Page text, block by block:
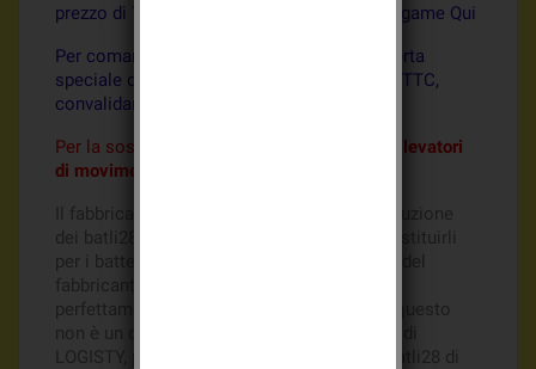
prezzo di 7,55 euros TTC, convalidare sul legame Qui
Per comandate i Batli28 compatibile un'offerta
speciale di 4 locali al prezzo di 29,20 euros TTC,
convalidare sul legame Qui
Per la sostituzione dei batterie Batli28 nei
rilevatori
di movimento
Il fabbricante Logisty consiglia per la sostituzione
dei batli28 nei rilevatori di movimento di sostituirli
per i batterie Batli26, questo è un consiglio del
fabbricante, i pile Batli26 si inseriscono
perfettamente nei rilevatori di movimento, questo
non è un obbligo ma un semplice consiglio di
LOGISTY, potete se l'augurate sostituire i Batli28 di